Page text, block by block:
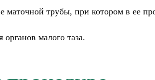
маточной трубы, при котором в ее
малого таза.